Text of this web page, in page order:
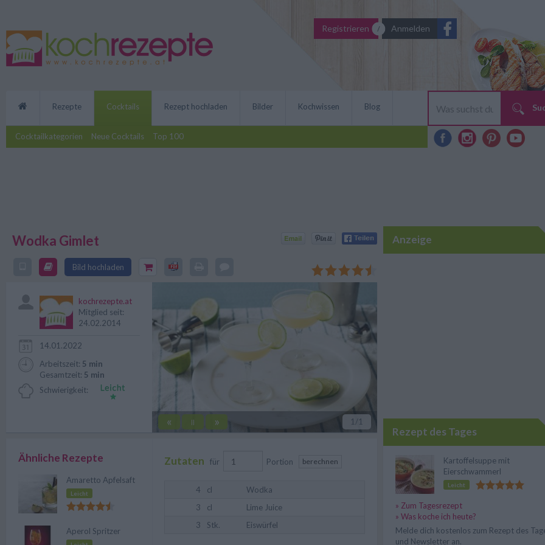
Registrieren Anmelden
Rezepte Cocktails
Cocktailkategorien Neue Cocktails Top 100
Rezept hochladen Bilder Kochwissen Blog
Wodka Gimlet
Bild hochladen
Kleiner Cocktail, großer Geschmack: der Wodka Gimlet mit
Lime Juice.
« || » 1 /1
kochrezepte.at
Mitglied seit:
24.02.2014
14.01.2022
Arbeitszeit: 5 min
Gesamtzeit: 5 min
Schwierigkeit:
Zutaten für Portion berechnen
4 cl
Wodka
3
cl
Lime Juice
3
Stk. Eiswürfel
Ähnliche Rezepte
Amaretto Apfelsaft
Leicht
Aperol Spritzer
Anzeige
Rezept des Tages
Kartoffelsuppe mit
Eierschwammerl
Leicht
» Zum Tagesrezept
» Was koche ich heute?
Melde dich kostenlos zum Rezept des
und Newsletter an.